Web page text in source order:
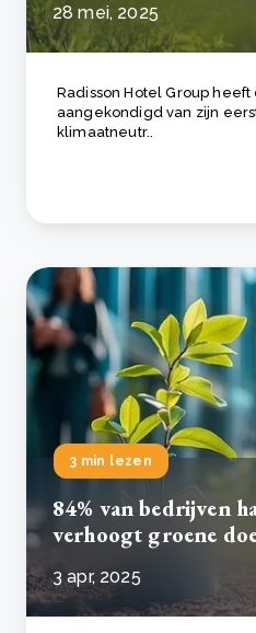
28 mei, 2025
Radisson Hotel Group
aangekondigd van zijn
klimaatneutr..
3 min lezen
84% van bedrijven
verhoogt groene
3 apr, 2025